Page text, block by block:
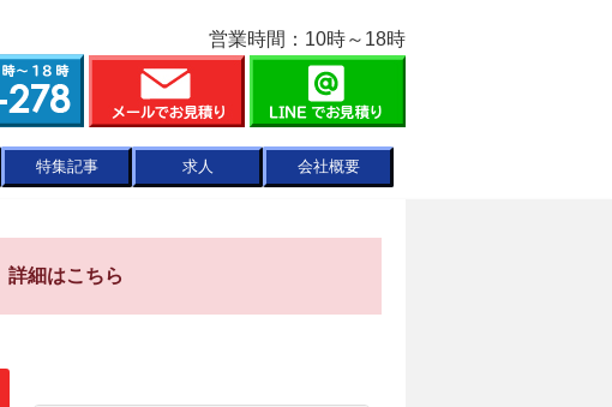
営業時間：10時～18時
特集記事 求人 会社概要
詳細はこちら